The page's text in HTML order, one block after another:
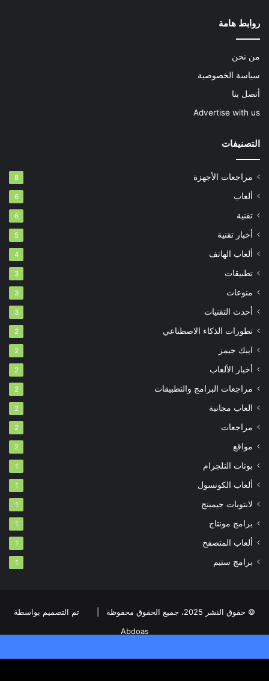
روابط هامة
من نحن
سياسة الخصوصية
أتصل بنا
Advertise with us
التصنيفات
مراجعات الأجهزة 8
ألعاب 6
تقنية 6
أخبار تقنية 5
ألعاب الهاتف 4
تطبيقات 3
منوعات 3
أحدث التقنيات 3
تطورات الذكاء الاصطناعي 2
ايبك جيمز 2
أخبار الألعاب 2
مراجعات البرامج والتطبيقات 2
العاب مجانية 2
مراجعات 2
مواقع 2
بوتات التلجرام 1
ألعاب الكونسول 1
لابتوبات جيمينج 1
برامج مونتاج 1
ألعاب المتصفح 1
برامج ستيم 1
© حقوق النشر 2025، جميع الحقوق محفوظة |
تم التصميم بواسطة
Abdoas
فيسبوك